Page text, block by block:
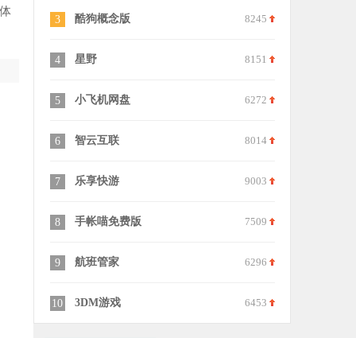
3 酷狗概念版 8245
4 星野 8151
5 小飞机网盘 6272
6 智云互联 8014
7 乐享快游 9003
8 手帐喵免费版 7509
9 航班管家 6296
10 3DM游戏 6453